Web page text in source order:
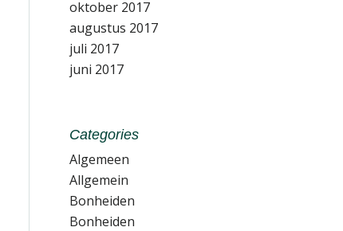
oktober 2017
augustus 2017
juli 2017
juni 2017
Categories
Algemeen
Allgemein
Bonheiden
Bonheiden